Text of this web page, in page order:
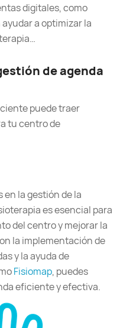
digitales, como
a optimizar la
de agenda
puede traer
tu centro de
en la gestión de la
es esencial para
del centro y mejorar la
la implementación de
y la ayuda de
Fisiomap, puedes
eficiente y efectiva.